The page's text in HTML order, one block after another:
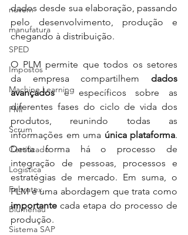
nuvem
manufatura
SPED
Impostos
Machine Learning
PMI
Scrum
Certificado
Logistica
Febratex
Blumenau
Sistema SAP
dados desde sua elaboração, passando
pelo desenvolvimento, produção e
chegando à distribuição.
O PLM permite que todos os setores
da empresa compartilhem dados
avançados e específicos sobre as
diferentes fases do ciclo de vida dos
produtos, reunindo todas as
informações em uma única plataforma.
Desta forma há o processo de
integração de pessoas, processos e
estratégias de mercado. Em suma, o
importante cada etapa do processo de
produção.